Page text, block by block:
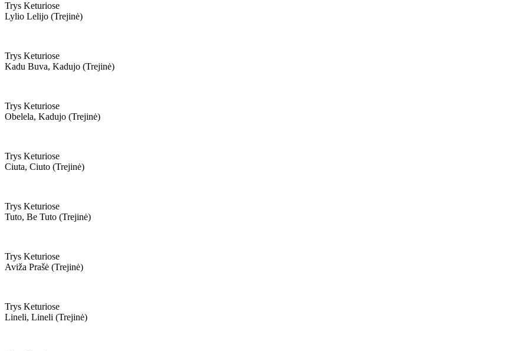
Trys Keturiose
Lylio Lelijo (trejinė)
Trys Keturiose
Kadu Buva, Kadujo (trejinė)
Trys Keturiose
Obelela, Kadujo (trejinė)
Trys Keturiose
Ciuta, Ciuto (trejinė)
Trys Keturiose
Tuto, Be Tuto (trejinė)
Trys Keturiose
Aviža Prašė (trejinė)
Trys Keturiose
Lineli, Lineli (trejinė)